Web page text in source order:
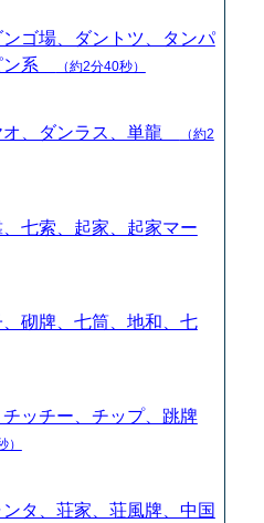
ゴ場、ダントツ、タンパ
ン系
（約2分40秒）
オ、ダンラス、単龍
（約2
七索、起家、起家マー
砌牌、七筒、地和、七
ッチー、チップ、跳牌
）
タ、荘家、荘風牌、中国